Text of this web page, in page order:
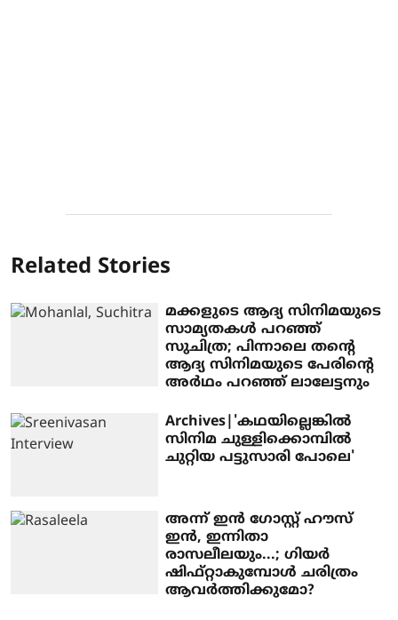
Related Stories
മക്കളുടെ ആദ്യ സിനിമയുടെ
സാമ്യതകൾ പറഞ്ഞ്
സുചിത്ര; പിന്നാലെ തന്റെ
ആദ്യ സിനിമയുടെ പേരിന്റെ
അർഥം പറഞ്ഞ് ലാലേട്ടനും
Archives|'കഥയില്ലെങ്കില്‍
സിനിമ ചുള്ളിക്കൊമ്പില്‍
ചുറ്റിയ പട്ടുസാരി പോലെ'
അന്ന് ഇന്‍ ഗോസ്റ്റ് ഹൗസ്
ഇന്‍, ഇന്നിതാ
രാസലീലയും...; ഗിയര്‍
ഷിഫ്റ്റാകുമ്പോള്‍ ചരിത്രം
ആവര്‍ത്തിക്കുമോ?